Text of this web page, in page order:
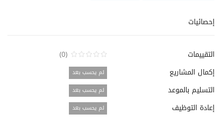
إحصائيات
التقييمات
(0)
إكمال المشاريع
لم يحسب بعد
التسليم بالموعد لم يحسب بعد
إعادة التوظيف لم يحسب بعد